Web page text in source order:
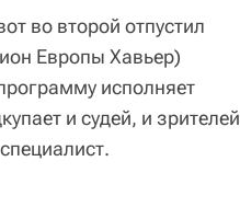
во второй отпустил
Европы Хавьер)
исполняет
и судей, и